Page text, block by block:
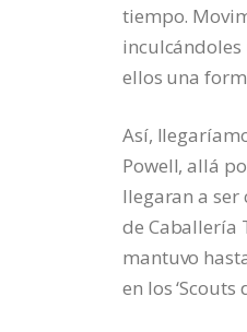
tiempo.
inculcándoles
ellos una
Así,
Powell, allá
llegaran a ser
de Caballería
mantuvo
en los